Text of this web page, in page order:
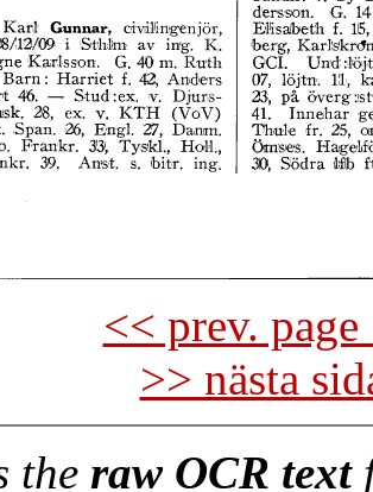
<< prev.
>> nästa
the raw OCR text